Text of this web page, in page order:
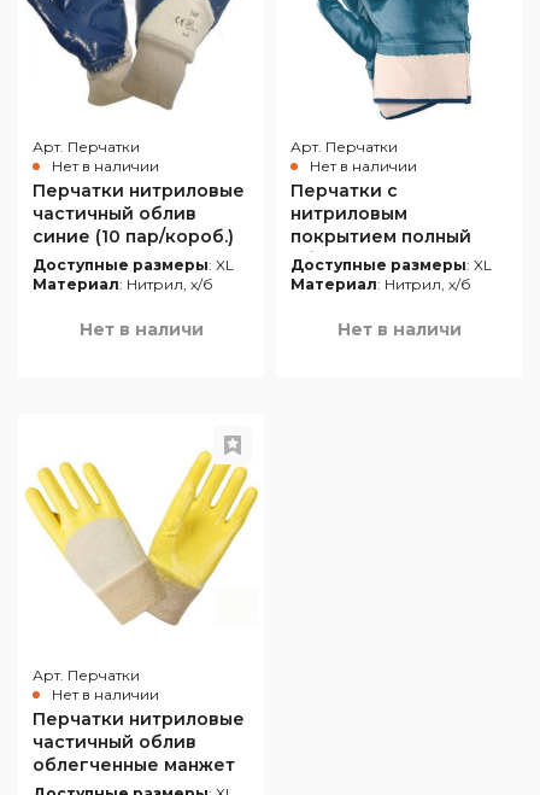
Арт. Перчатки
Нет в наличии
Перчатки нитриловые
частичный облив
синие (10 пар/короб.)
Доступные размеры: XL
Материал: Нитрил, х/б
Нет в наличи
Арт. Перчатки
Нет в наличии
Перчатки с
нитриловым
покрытием полный
облив манжет крага
бирюзовые (12 пар/
Доступные размеры: XL
Материал: Нитрил, х/б
Нет в наличи
Арт. Перчатки
Нет в наличии
Перчатки нитриловые
частичный облив
облегченные манжет
резинка жёлтые (12